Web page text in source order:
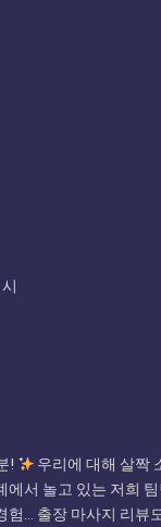
!
우리에 대해 살짝
에서 놀고 있는 저희 팀!
험... 출장 마사지 리뷰